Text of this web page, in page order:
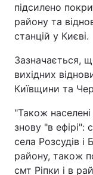
підсилено
району та
станцій у Києві.
Зазначається,
вихідних
Київщини та
"Також населені
знову "в ефірі":
села Розсудів і
району, також
смт Ріпки і в